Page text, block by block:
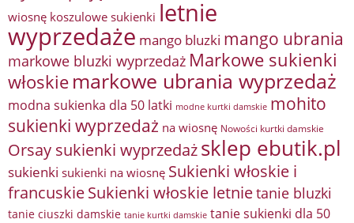
wiosnę koszulowe sukienki letnie
wyprzedaże mango bluzki mango ubrania
markowe bluzki wyprzedaż Markowe sukienki
włoskie markowe ubrania wyprzedaż
modna sukienka dla 50 latki modne kurtki damskie mohito
sukienki wyprzedaż na wiosnę Nowości kurtki damskie
Orsay sukienki wyprzedażsklep ebutik.pl
sukienki sukienki na wiosnę Sukienki włoskie i
francuskieSukienki włoskie letnietanie bluzki
tanie ciuszki damskie tanie kurtki damskie tanie sukienki dla 50